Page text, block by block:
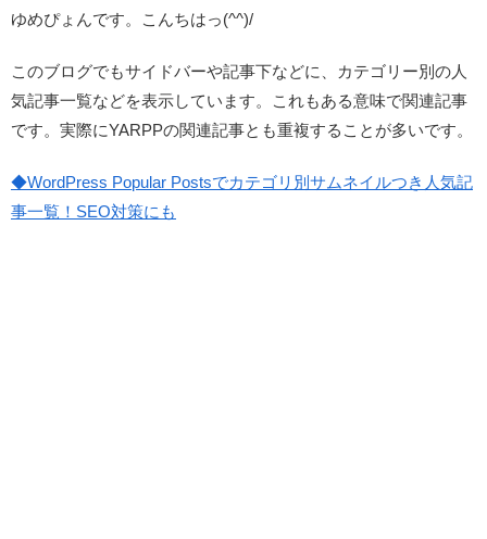
ゆめぴょんです。こんちはっ(^^)/
このブログでもサイドバーや記事下などに、カテゴリー別の人
気記事一覧などを表示しています。これもある意味で関連記事
です。実際にYARPPの関連記事とも重複することが多いです。
◆WordPress Popular Postsでカテゴリ別サムネイルつき人気記
事一覧！SEO対策にも